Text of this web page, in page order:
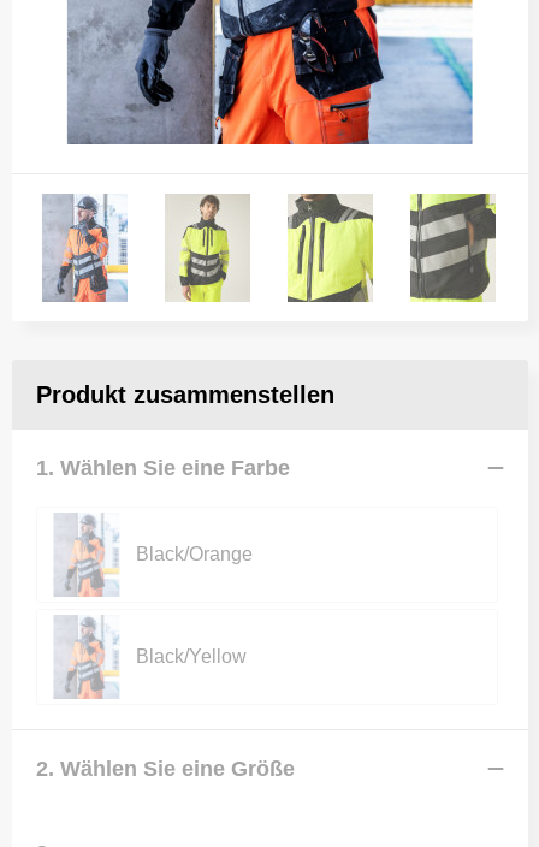
Produkt zusammenstellen
1. Wählen Sie eine Farbe
Black/Orange
Black/Yellow
2. Wählen Sie eine Größe